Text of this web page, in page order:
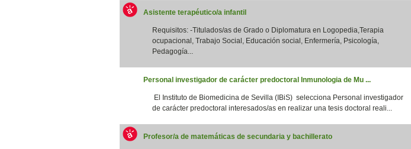
Asistente terapéutico/a infantil
Requisitos: -Titulados/as de Grado o Diplomatura en Logopedia,Terapia
ocupacional, Trabajo Social, Educación social, Enfermería, Psicología,
Pedagogía...
Personal investigador de carácter predoctoral Inmunologia de Mu ...
El Instituto de Biomedicina de Sevilla (IBiS) selecciona Personal investigador
de carácter predoctoral interesados/as en realizar una tesis doctoral reali...
Profesor/a de matemáticas de secundaria y bachillerato